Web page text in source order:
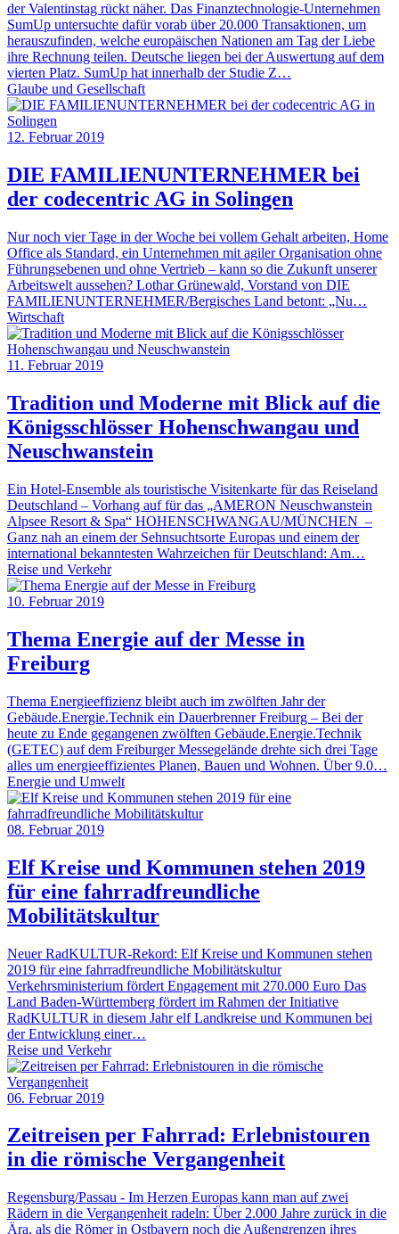
der Valentinstag rückt näher. Das Finanztechnologie-Unternehmen
SumUp untersuchte dafür vorab über 20.000 Transaktionen, um
herauszufinden, welche europäischen Nationen am Tag der Liebe
ihre Rechnung teilen. Deutsche liegen bei der Auswertung auf dem
vierten Platz. SumUp hat innerhalb der Studie Z…
Glaube und Gesellschaft
12. Februar 2019
DIE FAMILIENUNTERNEHMER bei
der codecentric AG in Solingen
Nur noch vier Tage in der Woche bei vollem Gehalt arbeiten, Home
Office als Standard, ein Unternehmen mit agiler Organisation ohne
Führungsebenen und ohne Vertrieb – kann so die Zukunft unserer
Arbeitswelt aussehen? Lothar Grünewald, Vorstand von DIE
FAMILIENUNTERNEHMER/Bergisches Land betont: „Nu…
Wirtschaft
11. Februar 2019
Tradition und Moderne mit Blick auf die
Königsschlösser Hohenschwangau und
Neuschwanstein
Ein Hotel-Ensemble als touristische Visitenkarte für das Reiseland
Deutschland – Vorhang auf für das „AMERON Neuschwanstein
Alpsee Resort & Spa“ HOHENSCHWANGAU/MÜNCHEN –
Ganz nah an einem der Sehnsuchtsorte Europas und einem der
international bekanntesten Wahrzeichen für Deutschland: Am…
Reise und Verkehr
10. Februar 2019
Thema Energie auf der Messe in
Freiburg
Thema Energieeffizienz bleibt auch im zwölften Jahr der
Gebäude.Energie.Technik ein Dauerbrenner Freiburg – Bei der
heute zu Ende gegangenen zwölften Gebäude.Energie.Technik
(GETEC) auf dem Freiburger Messegelände drehte sich drei Tage
alles um energieeffizientes Planen, Bauen und Wohnen. Über 9.0…
Energie und Umwelt
08. Februar 2019
Elf Kreise und Kommunen stehen 2019
für eine fahrradfreundliche
Mobilitätskultur
Neuer RadKULTUR-Rekord: Elf Kreise und Kommunen stehen
2019 für eine fahrradfreundliche Mobilitätskultur
Verkehrsministerium fördert Engagement mit 270.000 Euro Das
Land Baden-Württemberg fördert im Rahmen der Initiative
RadKULTUR in diesem Jahr elf Landkreise und Kommunen bei
der Entwicklung einer…
Reise und Verkehr
06. Februar 2019
Zeitreisen per Fahrrad: Erlebnistouren
in die römische Vergangenheit
Regensburg/Passau - Im Herzen Europas kann man auf zwei
Rädern in die Vergangenheit radeln: Über 2.000 Jahre zurück in die
Ära, als die Römer in Ostbayern noch die Außengrenzen ihres